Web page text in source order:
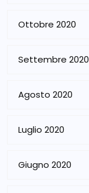
Ottobre 2020
Settembre 2020
Agosto 2020
Luglio 2020
Giugno 2020